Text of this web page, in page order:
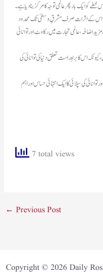
ایک بار پھر عالمی توجہ کا مرکز بنا دیا ہے۔
تو اس کے اثرات صرف مشرقِ وسطیٰ تک محدود
اضافہ، عالمی تجارت میں رکاوٹ اور توانائی
اس کا براہِ راست تعلق دنیا کی توانائی کی
کی سپلائی کا ایک انتہائی حساس اور اہم
7 total views
← Previous Post
Copyright © 2026 Daily